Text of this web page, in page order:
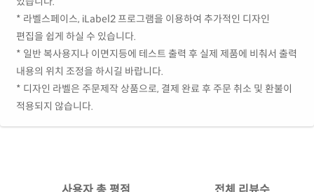
* 라벨스페이스, iLabel2 프로그램을 이용하여 추가적인 디자인
편집을 쉽게 하실 수 있습니다.
* 일반 복사용지나 이면지등에 테스트 출력 후 실제 제품에 비춰서 출력
내용의 위치 조정을 하시길 바랍니다.
* 디자인 라벨은 주문제작 상품으로, 결제 완료 후 주문 취소 및 환불이
적용되지 않습니다.